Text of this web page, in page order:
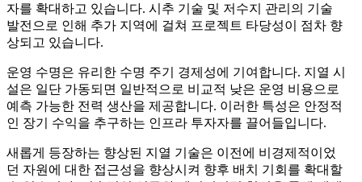
자를 확대하고 있습니다. 시추 기술 및 저수지 관리의 기술
발전으로 인해 추가 지역에 걸쳐 프로젝트 타당성이 점차 향
상되고 있습니다.
운영 수명은 유리한 수명 주기 경제성에 기여합니다. 지열 시
설은 일단 가동되면 일반적으로 비교적 낮은 운영 비용으로
예측 가능한 전력 생산을 제공합니다. 이러한 특성은 안정적
인 장기 수익을 추구하는 인프라 투자자를 끌어들입니다.
새롭게 등장하는 향상된 지열 기술은 이전에 비경제적이었
던 자원에 대한 접근성을 향상시켜 향후 배치 기회를 확대할